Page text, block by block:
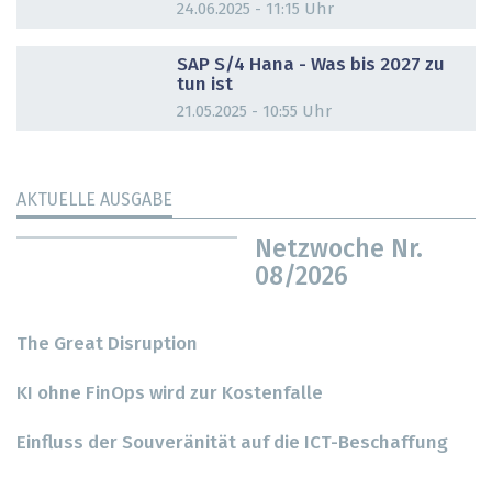
24.06.2025 - 11:15 Uhr
SAP S/4 Hana - Was bis 2027 zu
tun ist
21.05.2025 - 10:55 Uhr
AKTUELLE AUSGABE
Netzwoche Nr.
08/2026
The Great Disruption
KI ohne FinOps wird zur Kostenfalle
Einfluss der Souveränität auf die ICT-Beschaffung